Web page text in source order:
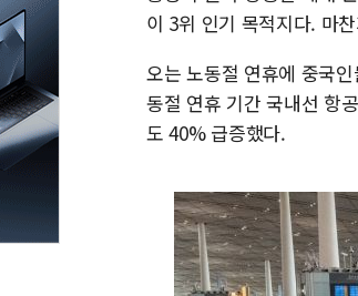
이 3위 인기 목적지다. 마
오는 노동절 연휴에 중국
동절 연휴 기간 국내선 항
도 40% 급증했다.